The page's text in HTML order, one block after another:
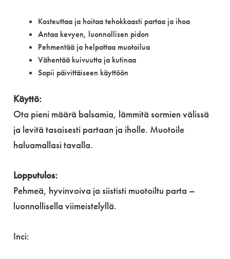
Kosteuttaa ja hoitaa tehokkaasti partaa ja ihoa
Antaa kevyen, luonnollisen pidon
Pehmentää ja helpottaa muotoilua
Vähentää kuivuutta ja kutinaa
Sopii päivittäiseen käyttöön
Käyttö:
Ota pieni määrä balsamia, lämmitä sormien välissä
ja levitä tasaisesti partaan ja iholle. Muotoile
haluamallasi tavalla.
Lopputulos:
Pehmeä, hyvinvoiva ja siististi muotoiltu parta –
luonnollisella viimeistelyllä.
Inci: